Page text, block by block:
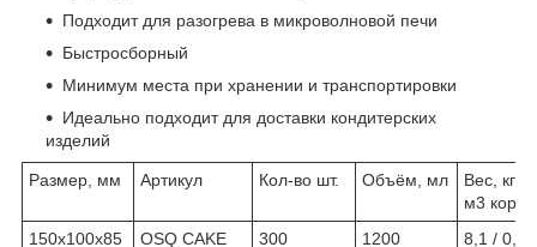
Подходит для разогрева в микроволновой печи
Быстросборный
Минимум места при хранении и транспортировки
Идеально подходит для доставки кондитерских
изделий
Размер, мм Артикул Кол-во шт. Объём, мл
Вес, кг /
м3 кор.
150x100x85
OSQ CAKE
300 1200 8,1 /